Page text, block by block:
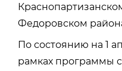
Федоровском
По состоянию на 1
рамках программы